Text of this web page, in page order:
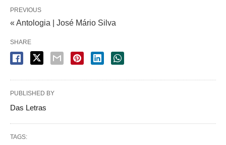
PREVIOUS
« Antologia | José Mário Silva
SHARE
PUBLISHED BY
Das Letras
TAGS: